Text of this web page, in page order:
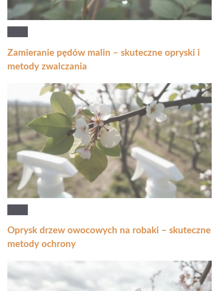
Zamieranie pędów malin – skuteczne opryski i
metody zwalczania
Oprysk drzew owocowych na robaki – skuteczne
metody ochrony